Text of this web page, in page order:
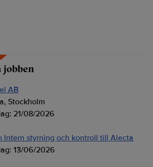
jobben
AB
Stockholm
21/08/2026
Intern styrning och kontroll till Alecta
13/06/2026